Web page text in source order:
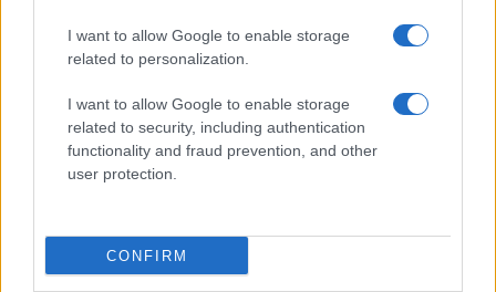
I want to allow Google to enable storage
related to personalization.
I want to allow Google to enable storage
related to security, including authentication
functionality and fraud prevention, and other
user protection.
CONFIRM
Club sociali a pagamento: vantaggi e svantaggi di un